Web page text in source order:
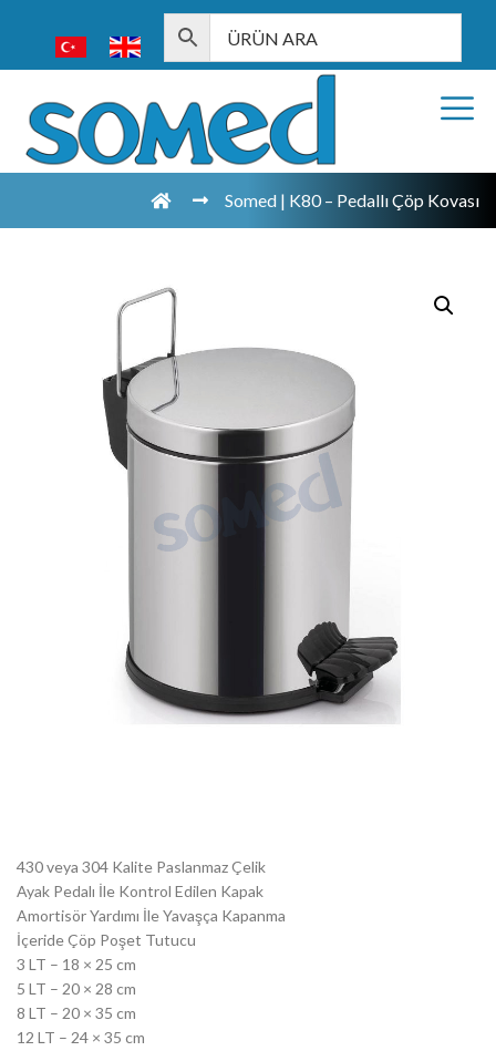
Somed | K80 – Pedallı Çöp Kovası
430 veya 304 Kalite Paslanmaz Çelik
Ayak Pedalı İle Kontrol Edilen Kapak
Amortisör Yardımı İle Yavaşça Kapanma
İçeride Çöp Poşet Tutucu
3 LT – 18 × 25 cm
5 LT – 20 × 28 cm
8 LT – 20 × 35 cm
12 LT – 24 × 35 cm